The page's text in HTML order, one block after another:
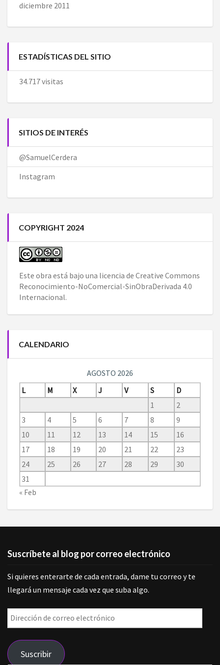
diciembre 2011
ESTADÍSTICAS DEL SITIO
34.717 visitas
SITIOS DE INTERÉS
@SamuelCerdera
Instagram
COPYRIGHT 2024
Este obra está bajo una licencia de Creative Commons
Reconocimiento-NoComercial-SinObraDerivada 4.0
Internacional.
CALENDARIO
AGOSTO 2026
L
M X J V S
D
1
2
3
4 5 6 7 8
9
10
11 12 13 14 15
16
17
18 19 20 21 22
23
24
25 26 27 28 29
30
31
« Feb
Suscríbete al blog por correo electrónico
Si quieres enterarte de cada entrada, dame tu correo y te
llegará un mensaje cada vez que suba algo.
Dirección
de
correo
electrónico
Suscribir